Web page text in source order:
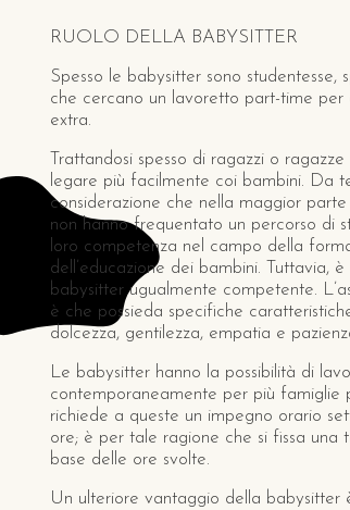
RUOLO DELLA BABYSITTER
Spesso le babysitter sono studentesse,
che cercano un lavoretto part-time per
extra.
Trattandosi spesso di ragazzi o
legare più facilmente coi bambini. Da
considerazione che nella maggior
non hanno frequentato un percorso di
loro competenza nel campo della
dell’educazione dei bambini. Tuttavia,
babysitter ugualmente competente.
è che possieda specifiche
dolcezza, gentilezza, empatia e
Le babysitter hanno la possibilità di
contemporaneamente per più famiglie
richiede a queste un impegno orario
ore; è per tale ragione che si fissa una
base delle ore svolte.
Un ulteriore vantaggio della babysitter